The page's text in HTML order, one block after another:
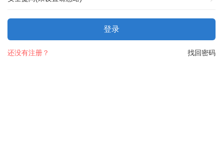
登录
找回密码
还没有注册？